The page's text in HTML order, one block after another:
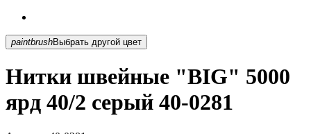
paintbrush Выбрать другой цвет
Нитки швейные "BIG" 5000
ярд 40/2 серый 40-0281